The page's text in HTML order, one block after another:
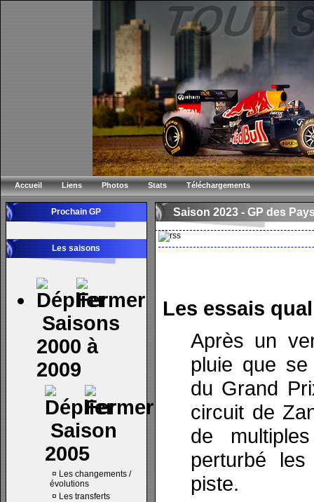
Accueil Liens Photos Stats Téléchargements
Prochain GP
Les saisons
Saisons
2000 à
2009
Saison
2005
¤ Les changements /
évolutions
¤ Les transferts
Saison 2023 - GP des
Les essais
Après un
pluie que se
du Grand
circuit de
de
perturbé
piste.